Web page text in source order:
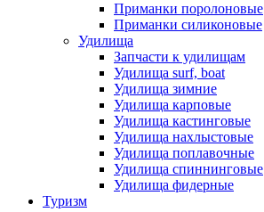
Приманки поролоновые
Приманки силиконовые
Удилища
Запчасти к удилищам
Удилища surf, boat
Удилища зимние
Удилища карповые
Удилища кастинговые
Удилища нахлыстовые
Удилища поплавочные
Удилища спиннинговые
Удилища фидерные
Туризм